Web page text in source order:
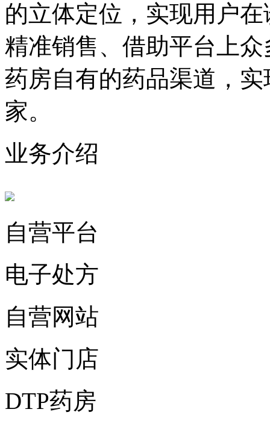
的立体定位，实现用户
精准销售、借助平台上
药房自有的药品渠道，
家。
业务介绍
自营平台
电子处方
自营网站
实体门店
DTP药房